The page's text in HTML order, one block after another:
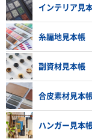
インテリア見
糸編地見本帳
副資材見本帳
合皮素材見本
ハンガー見本